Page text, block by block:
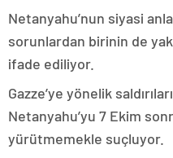
Netanyahu’nun siyasi
sorunlardan birinin de
ifade ediliyor.
Gazze’ye yönelik
Netanyahu’yu 7 Ekim
yürütmemekle suçluyor.